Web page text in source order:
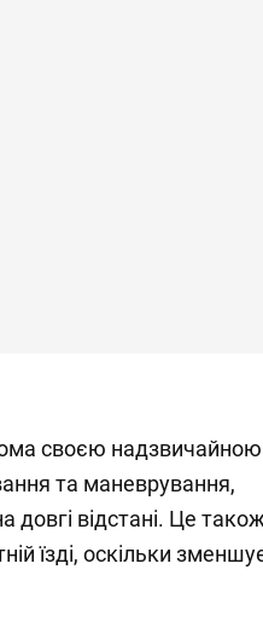
своєю надзвичайною
та маневрування,
довгі відстані. Це
їзді, оскільки